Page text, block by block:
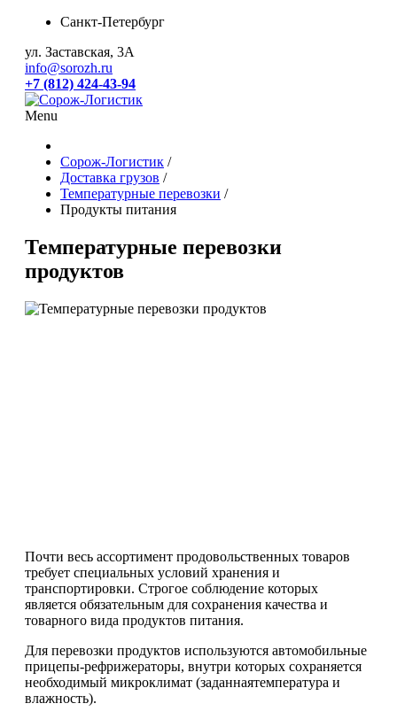
Санкт-Петербург
ул. Заставская, 3А
info@sorozh.ru
+7 (812) 424-43-94
Menu
О компании
Собственники транспорта
Охрана труда
Доставка грузовsampel subtitle
Температурные перевозки
Продукты питания
Перевозки в Мурманск
Доставка грузов в Санкт-
Контакты
Сорож-Логистик /
Доставка грузов /
Температурные перевозки /
Продукты питания
Температурные перевозки
продуктов
Почти весь ассортимент продовольственных товаров
требует специальных условий хранения и
транспортировки. Строгое соблюдение которых
является обязательным для сохранения качества и
товарного вида продуктов питания.
Для перевозки продуктов используются автомобильные
прицепы-рефрижераторы, внутри которых сохраняется
необходимый микроклимат (заданнаятемпература и
влажность).